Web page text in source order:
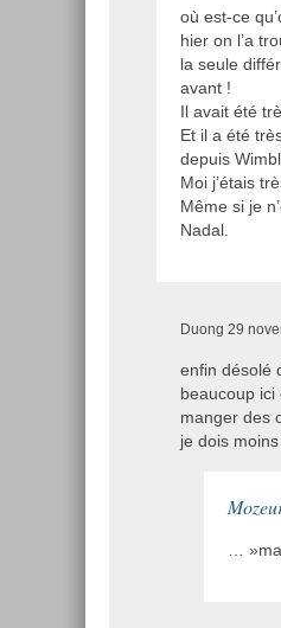
où est-ce
hier on l’a
la seule
avant !
Il avait été
Et il a été
depuis
Moi j’étais
Même si je
Nadal.
Duong 29
enfin désolé
beaucoup
manger des
je dois
…